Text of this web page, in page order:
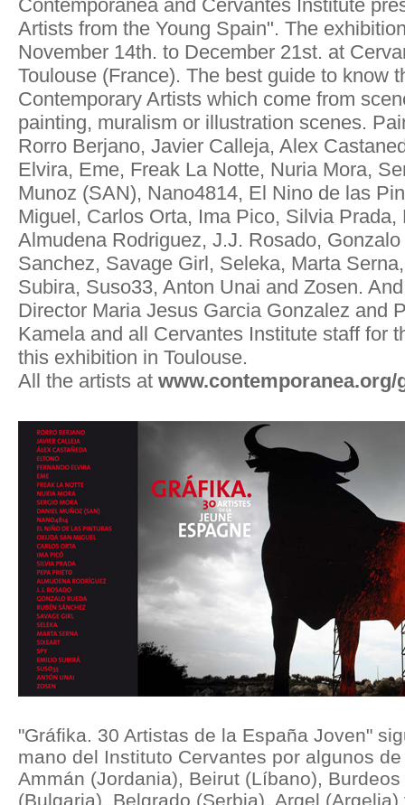
Contemporanea and Cervantes Institute
Artists from the Young Spain". The
November 14th. to December 21st. at
Toulouse (France). The best guide to know
Contemporary Artists which come from
painting, muralism or illustration scenes.
Rorro Berjano, Javier Calleja, Alex
Elvira, Eme, Freak La Notte, Nuria Mora,
Munoz (SAN), Nano4814, El Nino de las
Miguel, Carlos Orta, Ima Pico, Silvia Prada,
Almudena Rodriguez, J.J. Rosado,
Sanchez, Savage Girl, Seleka, Marta
Subira, Suso33, Anton Unai and Zosen.
Director Maria Jesus Garcia Gonzalez and
Kamela and all Cervantes Institute staff for
this exhibition in Toulouse.
All the artists at
"Gráfika. 30 Artistas de la España Joven"
mano del Instituto Cervantes por algunos
Ammán (Jordania), Beirut (Líbano),
(Bulgaria), Belgrado (Serbia), Argel